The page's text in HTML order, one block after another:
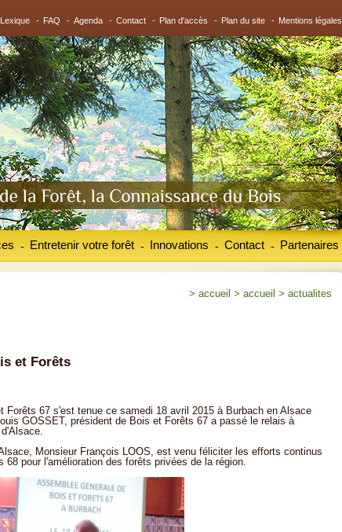
Lexique - FAQ - Agenda - Contact - Plan d'accès - Plan du site - Mentions légales
Entretenir votre forêt
- Innovations
- Contact
- Partenaires
-
> accueil > accueil > actualites
et Forêts
Forêts 67 s'est tenue ce samedi 18 avril 2015 à Burbach en Alsace
GOSSET, président de Bois et Forêts 67 a passé le relais à
Monsieur François LOOS, est venu féliciter les efforts continus
pour l'amélioration des forêts privées de la région.